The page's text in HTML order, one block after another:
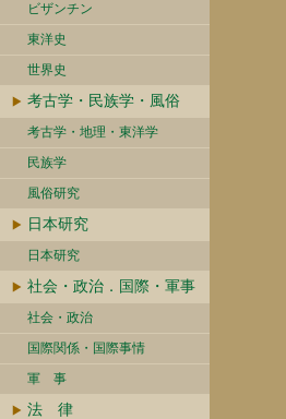
ビザンチン
東洋史
世界史
考古学・民族学・風俗
考古学・地理・東洋学
民族学
風俗研究
日本研究
日本研究
社会・政治．国際・軍事
社会・政治
国際関係・国際事情
軍 事
法 律